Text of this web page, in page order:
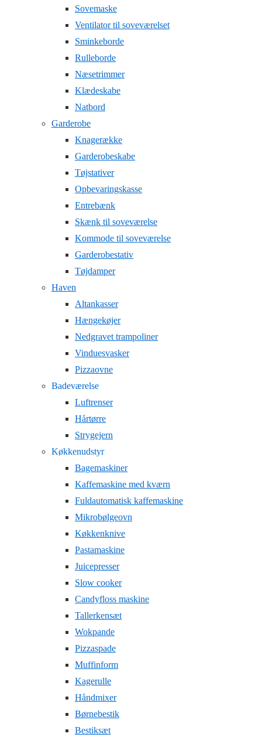
Sovemaske
Ventilator til soveværelset
Sminkeborde
Rulleborde
Næsetrimmer
Klædeskabe
Natbord
Garderobe
Knagerække
Garderobeskabe
Tøjstativer
Opbevaringskasse
Entrebænk
Skænk til soveværelse
Kommode til soveværelse
Garderobestativ
Tøjdamper
Haven
Altankasser
Hængekøjer
Nedgravet trampoliner
Vinduesvasker
Pizzaovne
Badeværelse
Luftrenser
Hårtørre
Strygejern
Køkkenudstyr
Bagemaskiner
Kaffemaskine med kværn
Fuldautomatisk kaffemaskine
Mikrobølgeovn
Køkkenknive
Pastamaskine
Juicepresser
Slow cooker
Candyfloss maskine
Tallerkensæt
Wokpande
Pizzaspade
Muffinform
Kagerulle
Håndmixer
Børnebestik
Bestiksæt